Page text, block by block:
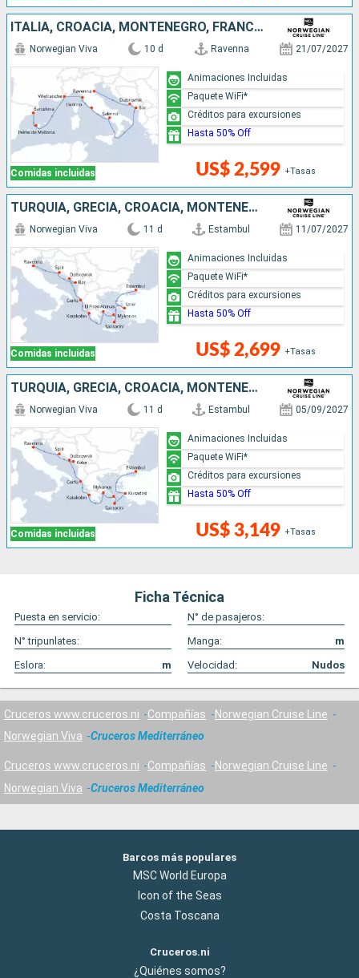
ITALIA, CROACIA, MONTENEGRO, FRANCIA, ESPAÑA
Comidas incluidas
Norwegian Viva 10 d Ravenna 21/07/2027
US$ 2,599 +Tasas
Animaciones Incluidas
Paquete WiFi*
Créditos para excursiones
Hasta 50% Off
TURQUÍA, GRECIA, CROACIA, MONTENEGRO, ITALIA
Comidas incluidas
Norwegian Viva 11 d Estambul 11/07/2027
US$ 2,699 +Tasas
Animaciones Incluidas
Paquete WiFi*
Créditos para excursiones
Hasta 50% Off
TURQUÍA, GRECIA, CROACIA, MONTENEGRO, ITALIA
Comidas incluidas
Norwegian Viva 11 d Estambul 05/09/2027
US$ 3,149 +Tasas
Animaciones Incluidas
Paquete WiFi*
Créditos para excursiones
Hasta 50% Off
Ficha Técnica
Puesta en servicio:
N° de pasajeros:
N° tripunlates:
Manga:
m
Eslora:
m Velocidad: Nudos
Cruceros www.cruceros.ni Compañías
Norwegian Cruise Line
Norwegian Viva
Cruceros Mediterráneo
Cruceros www.cruceros.ni Compañías
Norwegian Cruise Line
Norwegian Viva
Cruceros Mediterráneo
Barcos más populares
MSC World Europa
Icon of the Seas
Costa Toscana
Cruceros.ni
¿Quiénes somos?